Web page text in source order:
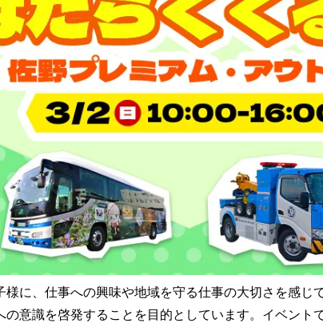
様に、仕事への興味や地域を守る仕事の大切さを感じ
の意識を啓発することを目的としています。イベント